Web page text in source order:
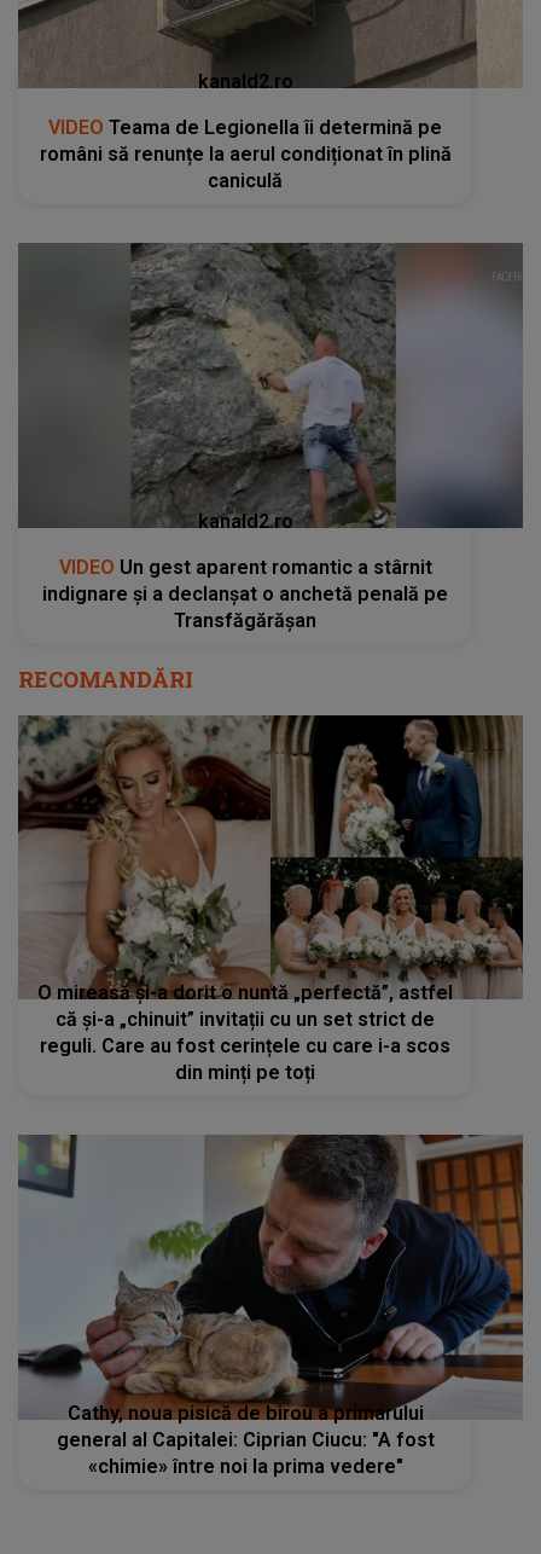
kanald2.ro
VIDEO Teama de Legionella îi determină pe
români să renunțe la aerul condiționat în plină
caniculă
kanald2.ro
VIDEO Un gest aparent romantic a stârnit
indignare și a declanșat o anchetă penală pe
Transfăgărășan
RECOMANDĂRI
O mireasă și-a dorit o nuntă „perfectă”, astfel
că și-a „chinuit” invitații cu un set strict de
reguli. Care au fost cerințele cu care i-a scos
din minți pe toți
Cathy, noua pisică de birou a primarului
general al Capitalei: Ciprian Ciucu: "A fost
«chimie» între noi la prima vedere"